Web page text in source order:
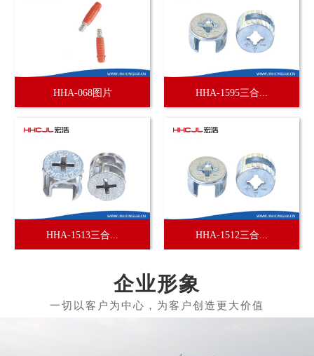
HHA-068图片 HHA-1595三合...
HHA-1513三合... HHA-1512三合...
企业形象